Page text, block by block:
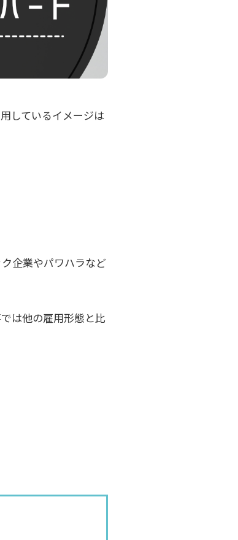
しているイメージは
企業やパワハラなど
は他の雇用形態と比